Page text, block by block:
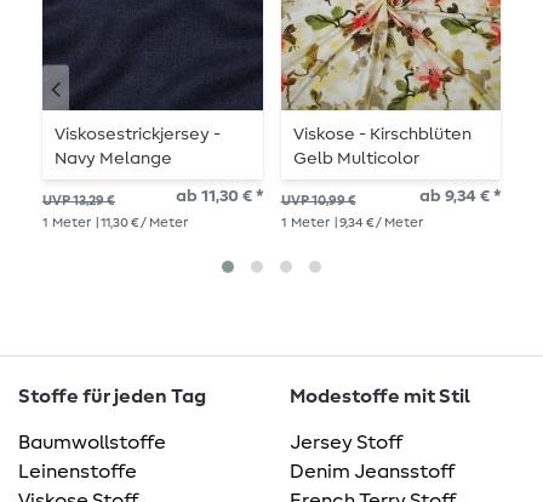
Viskosestrickjersey -
Navy Melange
UVP 13,29 € ab 11,30 € *
1 Meter | 11,30 € / Meter
Viskose - Kirschblüten
Gelb Multicolor
UVP 10,99 € ab 9,34 € *
1 Meter | 9,34 € / Meter
Stoffe für jeden Tag
Baumwollstoffe
Leinenstoffe
Modestoffe mit Stil
Jersey Stoff
Denim Jeansstoff